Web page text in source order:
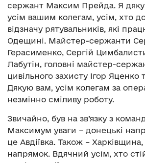
сержант Максим Прейда. Я
усім вашим колегам, усім, хто
відзначу рятувальників, які
Одещині. Майстер-сержанти
Герасименко, Сергій
Лабутін, головні майстер-
цивільного захисту Ігор
Дякую вам, усім колегам за
незмінно сміливу роботу.
Звичайно, був на зв’язку з
Максимум уваги – донецькі
це Авдіївка. Також – Харківщина,
напрямок. Вдячний усім, хто